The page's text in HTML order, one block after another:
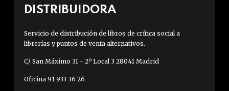
n
o
e
s
e
e
n
e
DISTRIBUIDORA
Servicio de distribución de libros de crítica social a
librerías y puntos de venta alternativos.
C/ San Máximo 31 - 2º Local 3 28041 Madrid
Oficina 91 933 36 26